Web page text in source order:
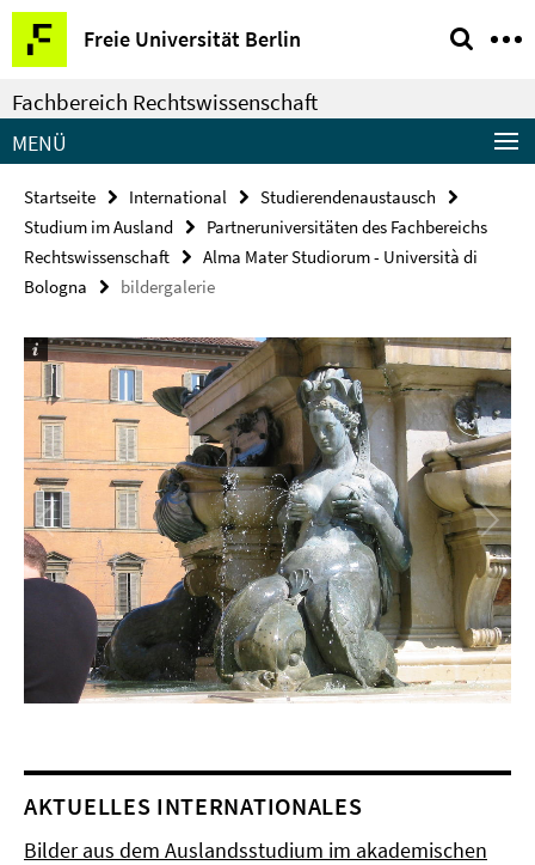
Springe
direkt
zu
Inhalt
Freie Universität Berlin
Service-
Navigation
Fachbereich Rechtswissenschaft
MENÜ
Startseite International
Studierendenaustausch
Studium im Ausland
Partneruniversitäten des Fachbereichs
Rechtswissenschaft
Alma Mater Studiorum - Università di
Bologna
bildergalerie
AKTUELLES INTERNATIONALES
Bilder aus dem Auslandsstudium im akademischen